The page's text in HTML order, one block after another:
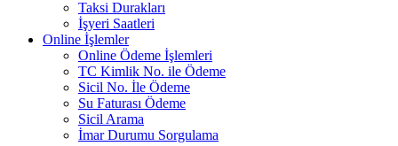
Taksi Durakları
İşyeri Saatleri
Online İşlemler
Online Ödeme İşlemleri
TC Kimlik No. ile Ödeme
Sicil No. İle Ödeme
Su Faturası Ödeme
Sicil Arama
İmar Durumu Sorgulama